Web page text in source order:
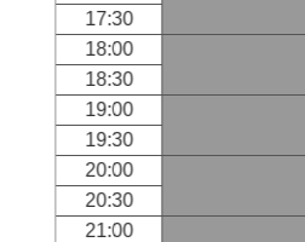
17:30
18:00
18:30
19:00
19:30
20:00
20:30
21:00